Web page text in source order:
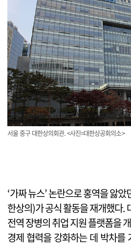
서울 중구 대한상의회관. <사진=대한상공회의소>
‘가짜 뉴스’ 논란으로 홍역을 앓
한상의)가 공식 활동을 재개했다.
전역 장병의 취업 지원 플랫폼을
경제 협력을 강화하는 데 박차를